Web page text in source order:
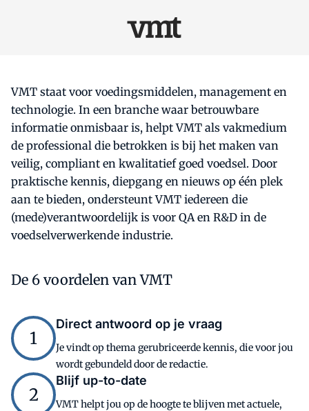
VMT staat voor voedingsmiddelen, management en
technologie. In een branche waar betrouwbare
informatie onmisbaar is, helpt VMT als vakmedium
de professional die betrokken is bij het maken van
veilig, compliant en kwalitatief goed voedsel. Door
praktische kennis, diepgang en nieuws op één plek
aan te bieden, ondersteunt VMT iedereen die
(mede)verantwoordelijk is voor QA en R&D in de
voedselverwerkende industrie.
De 6 voordelen van VMT
1
Direct antwoord op je vraag
Je vindt op thema gerubriceerde kennis, die voor jou
wordt gebundeld door de redactie.
2
Blijf up-to-date
VMT helpt jou op de hoogte te blijven met actuele,